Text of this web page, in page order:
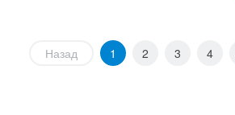
Назад 1 2 3 4